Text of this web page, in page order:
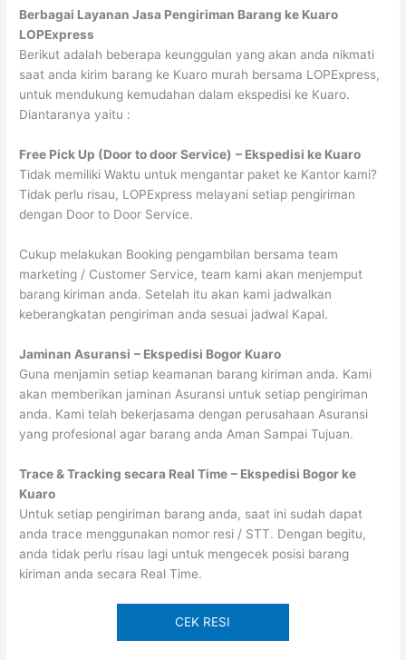
Berbagai Layanan Jasa Pengiriman Barang ke Kuaro
LOPExpress
Berikut adalah beberapa keunggulan yang akan anda nikmati
saat anda kirim barang ke Kuaro murah bersama LOPExpress,
untuk mendukung kemudahan dalam ekspedisi ke Kuaro.
Diantaranya yaitu :
Free Pick Up (Door to door Service) – Ekspedisi ke Kuaro
Tidak memiliki Waktu untuk mengantar paket ke Kantor kami?
Tidak perlu risau, LOPExpress melayani setiap pengiriman
dengan Door to Door Service.
Cukup melakukan Booking pengambilan bersama team
marketing / Customer Service, team kami akan menjemput
barang kiriman anda. Setelah itu akan kami jadwalkan
keberangkatan pengiriman anda sesuai jadwal Kapal.
Jaminan Asuransi – Ekspedisi Bogor Kuaro
Guna menjamin setiap keamanan barang kiriman anda. Kami
akan memberikan jaminan Asuransi untuk setiap pengiriman
anda. Kami telah bekerjasama dengan perusahaan Asuransi
yang profesional agar barang anda Aman Sampai Tujuan.
Trace & Tracking secara Real Time – Ekspedisi Bogor ke
Kuaro
Untuk setiap pengiriman barang anda, saat ini sudah dapat
anda trace menggunakan nomor resi / STT. Dengan begitu,
anda tidak perlu risau lagi untuk mengecek posisi barang
kiriman anda secara Real Time.
CEK RESI